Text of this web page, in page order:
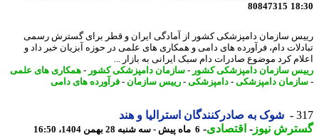
80847315
سازمان دامپزشکی کشور از آمادگی ایران و قطر برای گسترش رسمی
دام، فرآورده های دامی و همکاری های علمی در حوزه آبزیان خبر داد و
کرد موضوع صادرات دام سبک ایرانی به بازار ...
سازمان دامپزشکی کشور-سازمان دامپزشکی کشور-همکاری های علمی
دامپزشکی-دامپزشکی-رییس سازمان -فرآورده های دامی
شوک به صادرکنندگان استرالیا و هند
نیوز-اقتصادی-6 ماه پیش - سه شنبه 28 بهمن 1404، 16:50